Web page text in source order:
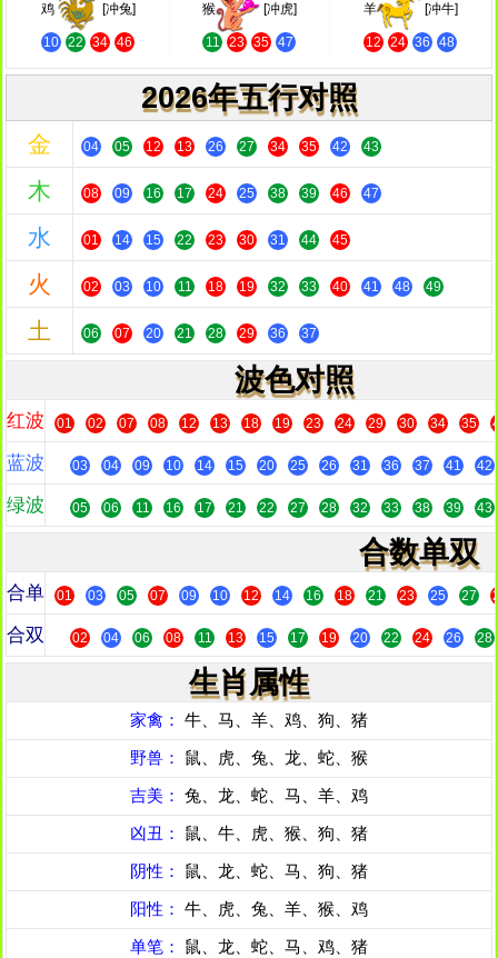
鸡 [冲兔]
10 22 34 46
猴 [冲虎]
11 23 35 47
羊 [冲牛]
12 24 36 48
2026年五行对照
金 04 05 12 13 26 27 34 35 42 43
木 08 09 16 17 24 25 38 39 46 47
水 01 14 15 22 23 30 31 44 45
火 02 03 10 11 18 19 32 33 40 41 48 49
土 06 07 20 21 28 29 36 37
波色对照
红波 01 02 07 08 12 13 18 19 23 24 29 30 34 35
蓝波 03 04 09 10 14 15 20 25 26 31 36 37 41 42
绿波 05 06 11 16 17 21 22 27 28 32 33 38 39 43
合数单双
合单 01 03 05 07 09 10 12 14 16 18 21 23 25 27
合双 02 04 06 08 11 13 15 17 19 20 22 24 26 28
生肖属性
家禽： 牛、马、羊、鸡、狗、猪
野兽： 鼠、虎、兔、龙、蛇、猴
吉美： 兔、龙、蛇、马、羊、鸡
凶丑： 鼠、牛、虎、猴、狗、猪
阴性： 鼠、龙、蛇、马、狗、猪
阳性： 牛、虎、兔、羊、猴、鸡
单笔： 鼠、龙、蛇、马、鸡、猪